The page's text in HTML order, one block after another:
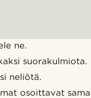
ne.
suorakulmiota.
neliötä.
osoittavat